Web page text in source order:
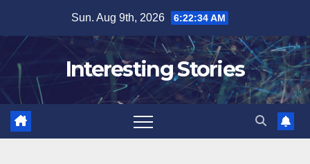
content
Sun. Aug 9th, 2026 6:22:34 AM
Interesting Stories